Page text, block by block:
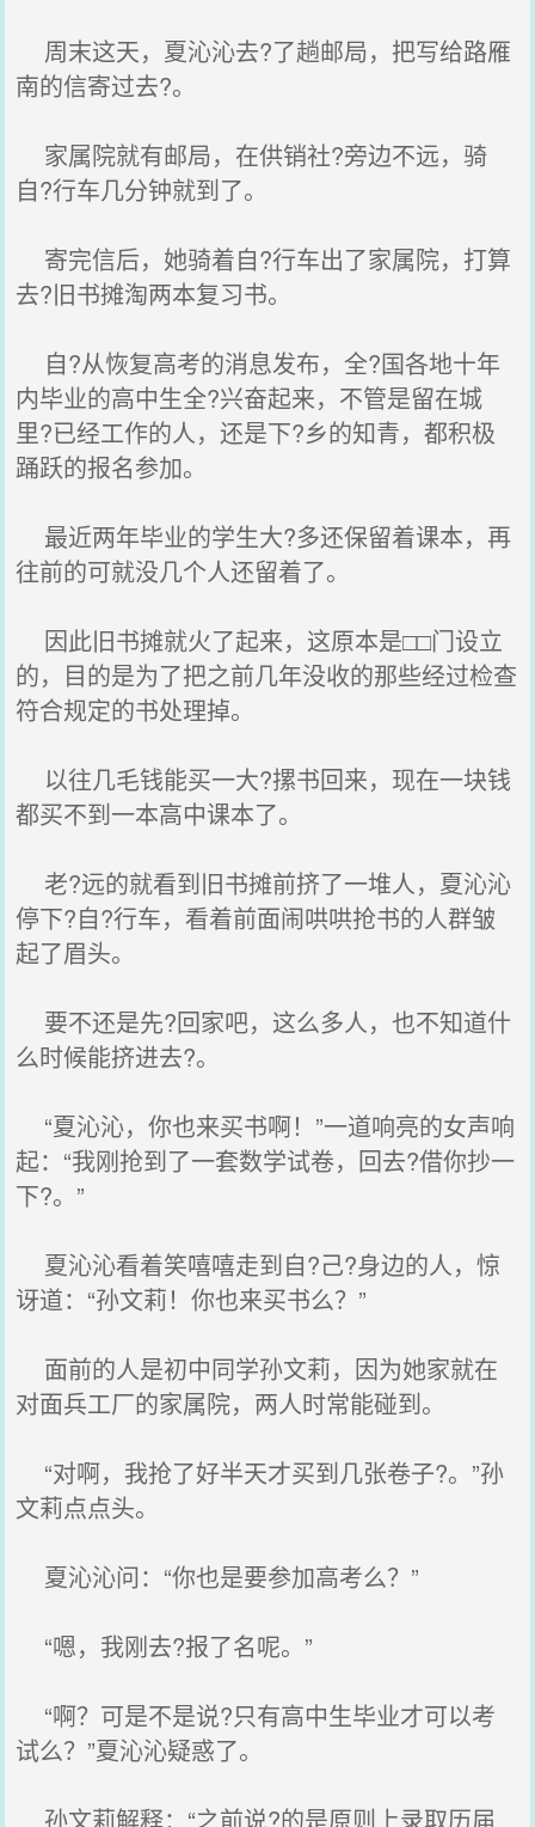
周末这天，夏沁沁去?了趟邮局，把写给路雁
南的信寄过去?。
家属院就有邮局，在供销社?旁边不远，骑
自?行车几分钟就到了。
寄完信后，她骑着自?行车出了家属院，打算
去?旧书摊淘两本复习书。
自?从恢复高考的消息发布，全?国各地十年
内毕业的高中生全?兴奋起来，不管是留在城
里?已经工作的人，还是下?乡的知青，都积极
踊跃的报名参加。
最近两年毕业的学生大?多还保留着课本，再
往前的可就没几个人还留着了。
因此旧书摊就火了起来，这原本是□□门设立
的，目的是为了把之前几年没收的那些经过检查
符合规定的书处理掉。
以往几毛钱能买一大?摞书回来，现在一块钱
都买不到一本高中课本了。
老?远的就看到旧书摊前挤了一堆人，夏沁沁
停下?自?行车，看着前面闹哄哄抢书的人群皱
起了眉头。
要不还是先?回家吧，这么多人，也不知道什
么时候能挤进去?。
“夏沁沁，你也来买书啊！”一道响亮的女声响
起：“我刚抢到了一套数学试卷，回去?借你抄一
下?。”
夏沁沁看着笑嘻嘻走到自?己?身边的人，惊
讶道：“孙文莉！你也来买书么？”
面前的人是初中同学孙文莉，因为她家就在
对面兵工厂的家属院，两人时常能碰到。
“对啊，我抢了好半天才买到几张卷子?。”孙
文莉点点头。
夏沁沁问：“你也是要参加高考么？”
“嗯，我刚去?报了名呢。”
“啊？可是不是说?只有高中生毕业才可以考
试么？”夏沁沁疑惑了。
孙文莉解释：“之前说?的是原则上录取历届